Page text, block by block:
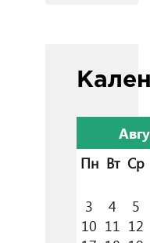
Пн Вт Ср
3 4
5
10 11 12